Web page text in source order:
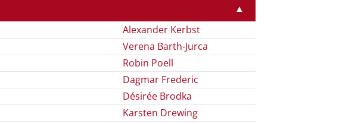
▲
Alexander Kerbst
Verena Barth-Jurca
Robin Poell
Dagmar Frederic
Désirée Brodka
Karsten Drewing